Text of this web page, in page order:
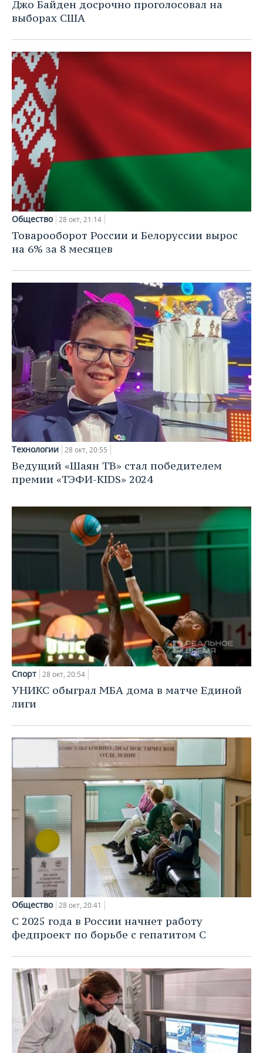
Джо Байден досрочно проголосовал на
выборах США
Общество 28 окт, 21:14
Товарооборот России и Белоруссии вырос
на 6% за 8 месяцев
Технологии 28 окт, 20:55
Ведущий «Шаян ТВ» стал победителем
премии «ТЭФИ-KIDS» 2024
Спорт 28 окт, 20:54
УНИКС обыграл МБА дома в матче Единой
лиги
Общество 28 окт, 20:41
С 2025 года в России начнет работу
федпроект по борьбе с гепатитом С